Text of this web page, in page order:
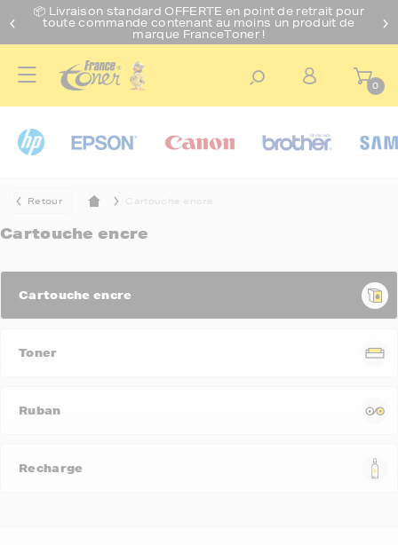
📦 Livraison standard OFFERTE en point de retrait pour
toute commande contenant au moins un produit de
marque FranceToner !
0
Retour Cartouche encre
Cartouche encre
Cartouche encre
Toner
Ruban
Recharge